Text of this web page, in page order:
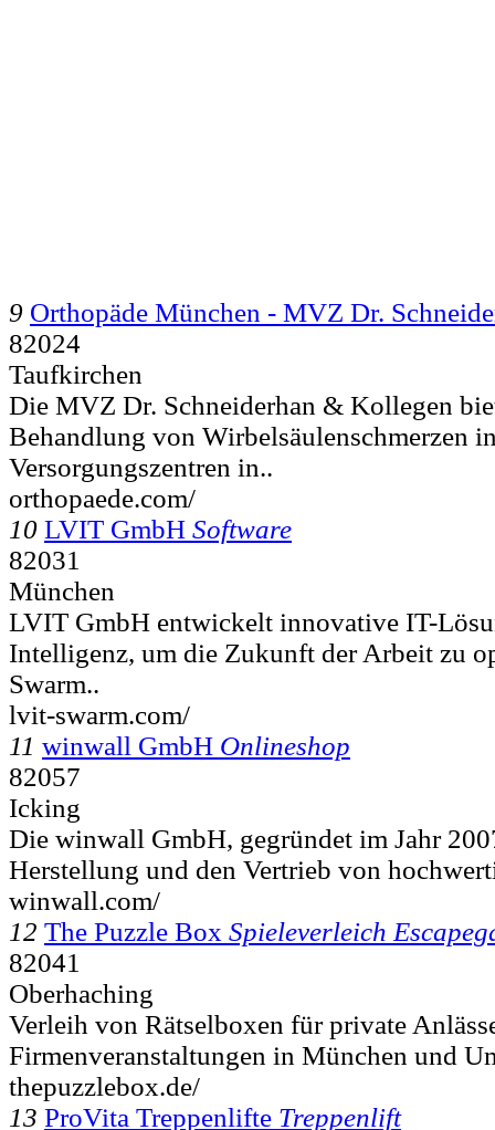
9 Orthopäde München - MVZ Dr.
82024
Taufkirchen
Die MVZ Dr. Schneiderhan & Kollegen
Behandlung von Wirbelsäulenschmerzen
Versorgungszentren in..
orthopaede.com/
10 LVIT GmbH Software
82031
München
LVIT GmbH entwickelt innovative IT-
Intelligenz, um die Zukunft der Arbeit zu
Swarm..
lvit-swarm.com/
11 winwall GmbH Onlineshop
82057
Icking
Die winwall GmbH, gegründet im Jahr
Herstellung und den Vertrieb von
winwall.com/
12 The Puzzle Box Spieleverleich
82041
Oberhaching
Verleih von Rätselboxen für private
Firmenveranstaltungen in München und
thepuzzlebox.de/
13 ProVita Treppenlifte Treppenlift